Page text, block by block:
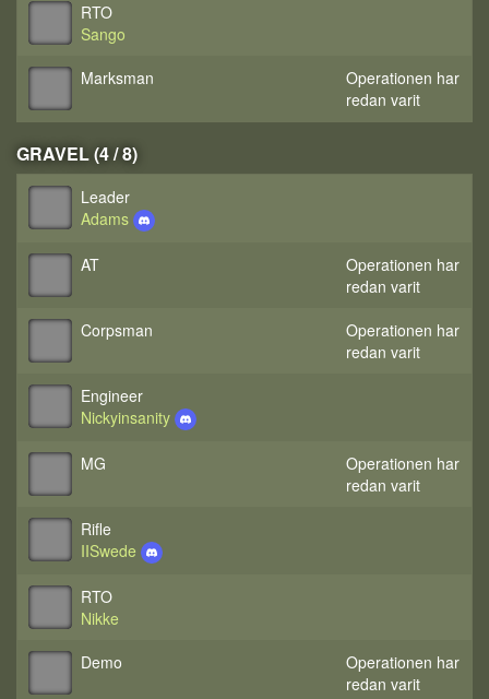
RTO
Sango
Marksman
Operationen har
redan varit
GRAVEL (4 / 8)
Leader
Adams
AT
Operationen har
redan varit
Corpsman
Operationen har
redan varit
Engineer
Nickyinsanity
MG
Operationen har
redan varit
Rifle
IISwede
RTO
Nikke
Demo
Operationen har
redan varit